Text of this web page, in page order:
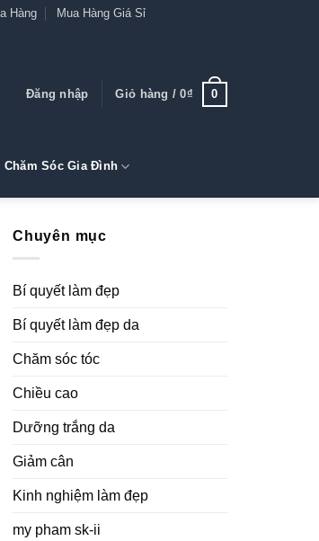
Hàng
Mua Hàng Giá Sỉ
Đăng nhập Giỏ hàng /0₫ 0
Chăm Sóc Gia Đình
Chuyên mục
Bí quyết làm đẹp
Bí quyết làm đẹp da
Chăm sóc tóc
Chiều cao
Dưỡng trắng da
Giảm cân
Kinh nghiệm làm đẹp
my pham sk-ii